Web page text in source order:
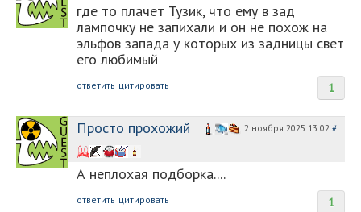
где то плачет Тузик, что ему в зад
лампочку не запихали и он не похож на
эльфов запада у которых из задницы свет
его любимый
1
ответить цитировать
Просто прохожий 2 ноября 2025 13:02 #
А неплохая подборка....
1
ответить цитировать